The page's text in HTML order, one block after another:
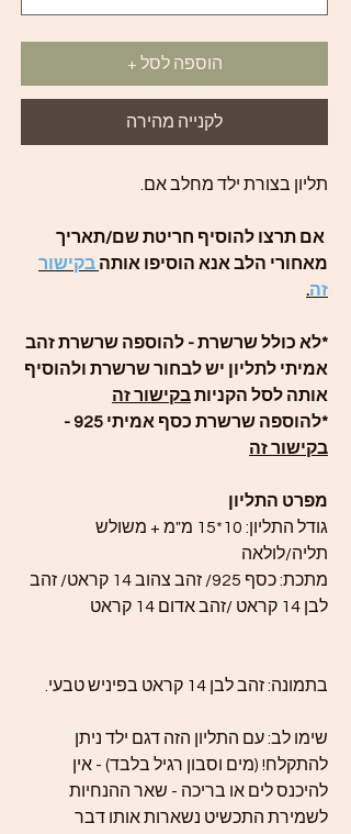
הוספה לסל +
לקנייה מהירה
תליון בצורת ילד מחלב אם.
אם תרצו להוסיף חריטת שם/תאריך
מאחורי הלב אנא הוסיפו אותה בקישור
זה.
*לא כולל שרשרת - להוספה שרשרת זהב
אמיתי לתליון יש לבחור שרשרת ולהוסיף
אותה לסל הקניותבקישור זה
*להוספה שרשרת כסף אמיתי 925 -
בקישור זה
מפרט התליון
גודל התליון: 10*15 מ"מ + משולש
תליה/לולאה
מתכת: כסף 925/ זהב צהוב 14 קראט/ זהב
לבן 14 קראט /זהב אדום 14 קראט
בתמונה: זהב לבן 14 קראט בפיניש טבעי.
שימו לב: עם התליון הזה דגם ילד ניתן
להתקלח! (מים וסבון רגיל בלבד) - אין
להיכנס לים או בריכה - שאר ההנחיות
לשמירת התכשיט נשארות אותו דבר